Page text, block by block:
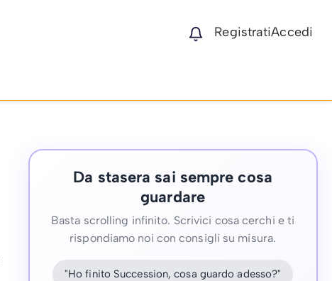
RegistratiAccedi
Da stasera sai sempre cosa
guardare
Basta scrolling infinito. Scrivici cosa cerchi e ti
rispondiamo noi con consigli su misura.
"Ho finito Succession, cosa guardo adesso?"